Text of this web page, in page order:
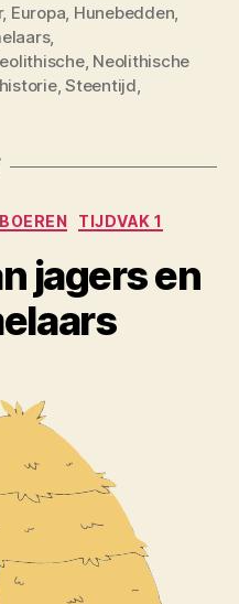
, Europa Hunebedden
,
, Neolithische
,Steentijd
TIJDVAK 1
jagers en